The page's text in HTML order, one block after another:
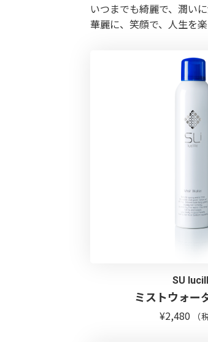
いつまでも綺麗で、潤い
華麗に、笑顔で、人生を
SU
ミストウォー
¥2,480 （